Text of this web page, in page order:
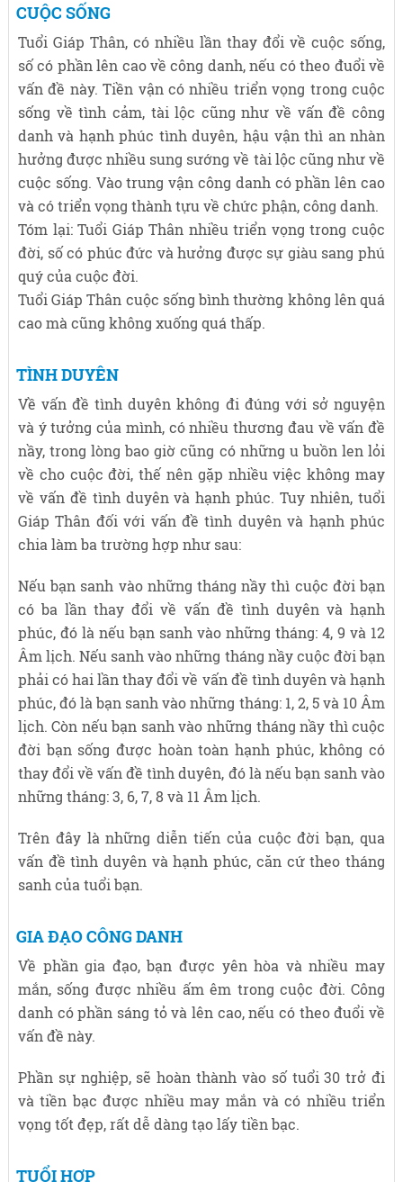
CUỘC SỐNG
Tuổi Giáp Thân, có nhiều lần thay đổi về cuộc sống,
số có phần lên cao về công danh, nếu có theo đuổi về
vấn đề này. Tiền vận có nhiều triển vọng trong cuộc
sống về tình cảm, tài lộc cũng như về vấn đề công
danh và hạnh phúc tình duyên, hậu vận thì an nhàn
hưởng được nhiều sung sướng về tài lộc cũng như về
cuộc sống. Vào trung vận công danh có phần lên cao
và có triển vọng thành tựu về chức phận, công danh.
Tóm lại: Tuổi Giáp Thân nhiều triển vọng trong cuộc
đời, số có phúc đức và hưởng được sự giàu sang phú
quý của cuộc đời.
Tuổi Giáp Thân cuộc sống bình thường không lên quá
cao mà cũng không xuống quá thấp.
TÌNH DUYÊN
Về vấn đề tình duyên không đi đúng với sở nguyện
và ý tưởng của mình, có nhiều thương đau về vấn đề
nầy, trong lòng bao giờ cũng có những u buồn len lỏi
về cho cuộc đời, thế nên gặp nhiều việc không may
về vấn đề tình duyên và hạnh phúc. Tuy nhiên, tuổi
Giáp Thân đối với vấn đề tình duyên và hạnh phúc
chia làm ba trường hợp như sau:
Nếu bạn sanh vào những tháng nầy thì cuộc đời bạn
có ba lần thay đổi về vấn đề tình duyên và hạnh
phúc, đó là nếu bạn sanh vào những tháng: 4, 9 và 12
Âm lịch. Nếu sanh vào những tháng nầy cuộc đời bạn
phải có hai lần thay đổi về vấn đề tình duyên và hạnh
phúc, đó là bạn sanh vào những tháng: 1, 2, 5 và 10 Âm
lịch. Còn nếu bạn sanh vào những tháng nầy thì cuộc
đời bạn sống được hoàn toàn hạnh phúc, không có
thay đổi về vấn đề tình duyên, đó là nếu bạn sanh vào
những tháng: 3, 6, 7, 8 và 11 Âm lịch.
Trên đây là những diễn tiến của cuộc đời bạn, qua
vấn đề tình duyên và hạnh phúc, căn cứ theo tháng
sanh của tuổi bạn.
GIA ĐẠO CÔNG DANH
Về phần gia đạo, bạn được yên hòa và nhiều may
mắn, sống được nhiều ấm êm trong cuộc đời. Công
danh có phần sáng tỏ và lên cao, nếu có theo đuổi về
vấn đề này.
Phần sự nghiệp, sẽ hoàn thành vào số tuổi 30 trở đi
và tiền bạc được nhiều may mắn và có nhiều triển
vọng tốt đẹp, rất dễ dàng tạo lấy tiền bạc.
TUỔI HỢP